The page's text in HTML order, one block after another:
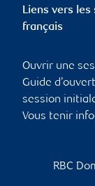
Liens vers les
français
Ouvrir une
Guide
session
Vous tenir
RBC